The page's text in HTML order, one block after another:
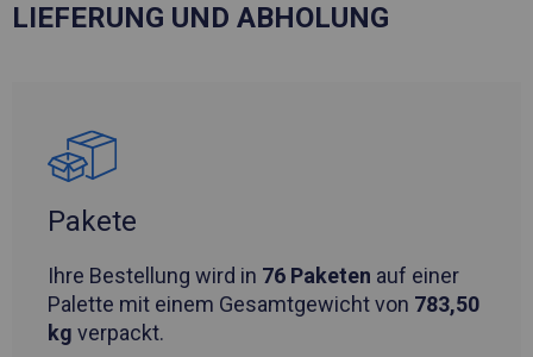
LIEFERUNG UND ABHOLUNG
Pakete
Ihre Bestellung wird in 76 Paketen auf einer
Palette mit einem Gesamtgewicht von 783,50
kg verpackt.